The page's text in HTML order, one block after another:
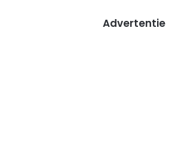
Advertentie